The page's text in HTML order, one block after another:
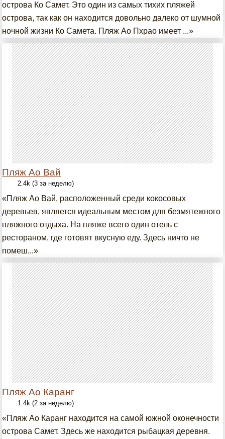
острова Ко Самет. Это один из самых тихих пляжей
острова, так как он находится довольно далеко от шумной
ночной жизни Ко Самета. Пляж Ao Пхрао имеет ...»
Пляж Ао Вай
2.4k (3 за неделю)
«Пляж Ао Вай, расположенный среди кокосовых
деревьев, является идеальным местом для безмятежного
пляжного отдыха. На пляже всего один отель с
рестораном, где готовят вкусную еду. Здесь ничто не
помеш...»
Пляж Ао Каранг
1.4k (2 за неделю)
«Пляж Ао Каранг находится на самой южной оконечности
острова Самет. Здесь же находится рыбацкая деревня.